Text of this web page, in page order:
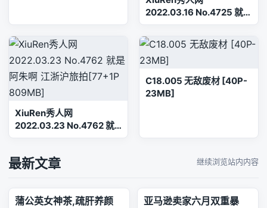
2022.03.16 No.4725 就是
阿朱啊 江浙沪旅拍[73+1P
668MB]
XiuRen秀人网
2022.03.23 No.4762 就
是阿朱啊 江浙沪旅拍
C18.005 无敌废材 [40P-
23MB]
最新文章 继续浏览站内内容
蒲公英女神茶,疏肝养颜
亚马逊卖家六月双重暴